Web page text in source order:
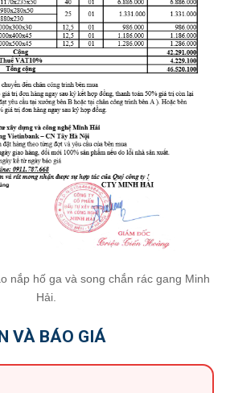
nắp hố ga và song chắn rác gang Minh
Hải.
VÀ BÁO GIÁ